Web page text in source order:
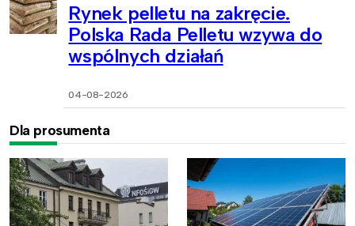
Rynek pelletu na zakręcie.
Polska Rada Pelletu wzywa do
wspólnych działań
04-08-2026
Dla prosumenta